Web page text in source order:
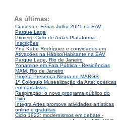
As últimas:
Cursos de Férias Julho 2021 na EAV
Parque Lage
Primeiro Ciclo de Aulas Plataforma -
Inscrições
Yná Kabe Rodríguez e convidados em
Ativações na Hábito/Habitante na EAV
Parque Lage, Rio de Janeiro
Yonamine em Fala Pública - Residências
MAM, Rio de Janeiro
Projeto Presença Negra no MARGS
1º Colóquio Musealização da Arte: poéticas
em narrativas
Respiração: o novo programa público do
Pivô
Integra Artes promove atividades artísticas
online e gratuitas
Ciclo 1922: modernismos em debate -